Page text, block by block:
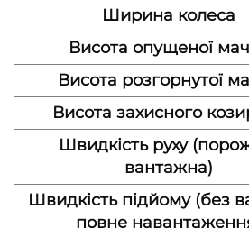
Ширина колеса
Висота опущеної
Висота розгорнутої
Висота захисного
Швидкість руху
вантажна)
Швидкість підйому (без
повне